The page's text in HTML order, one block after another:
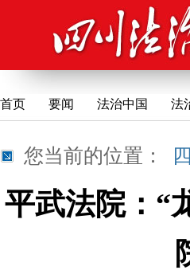
首页 要闻 法治中国 法
您当前的位置：
平武法院：“